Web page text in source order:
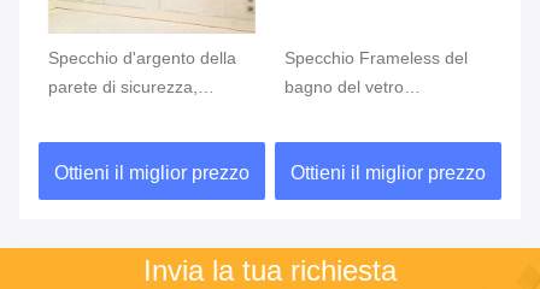
Specchio d'argento della
parete di sicurezza,
specchi pieni della parete
di ballo della parete
Ottieni il miglior prezzo
Specchio Frameless del
bagno del vetro
libero del rame per la
camera da letto
Ottieni il miglior prezzo
Invia la tua richiesta